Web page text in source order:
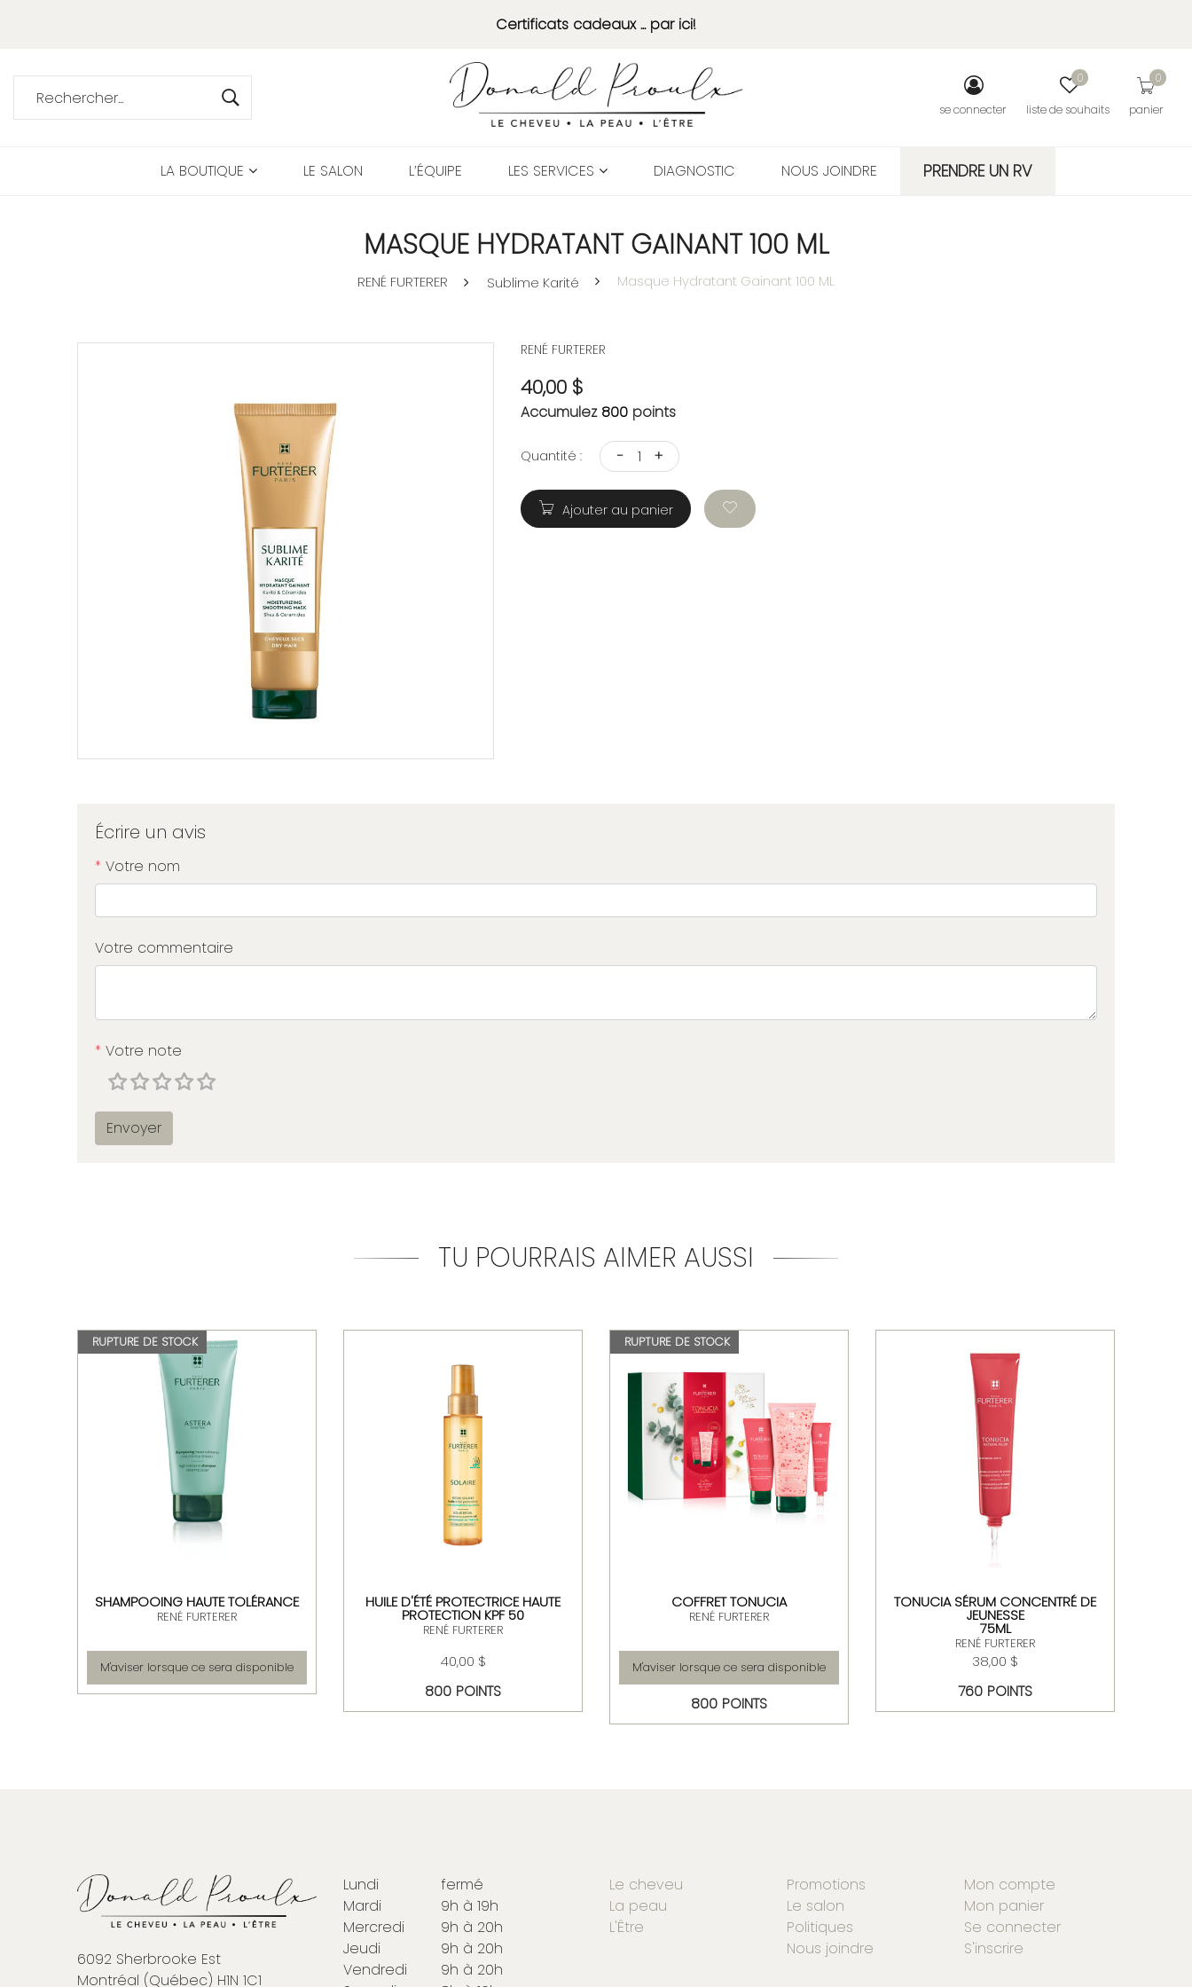
Certificats cadeaux ... par ici!
se connecter liste de souhaits
0
panier
0
LA BOUTIQUE LE SALON L’ÉQUIPE LES SERVICES DIAGNOSTIC NOUS JOINDRE PRENDRE UN RV
MASQUE HYDRATANT GAINANT 100 ML
RENÉ FURTERER Sublime Karité Masque Hydratant Gainant 100 ML
RENÉ FURTERER
40,00 $
Accumulez 800 points
Quantité : - +
Ajouter au panier
Écrire un avis
* Votre nom
Votre commentaire
* Votre note
Envoyer
TU POURRAIS AIMER AUSSI
RUPTURE DE STOCK
SHAMPOOING HAUTE TOLÉRANCE
RENÉ FURTERER
M'aviser lorsque ce sera disponible
HUILE D'ÉTÉ PROTECTRICE HAUTE
PROTECTION KPF 50
RENÉ FURTERER
40,00 $
800 POINTS
RUPTURE DE STOCK
COFFRET TONUCIA
RENÉ FURTERER
M'aviser lorsque ce sera disponible
800 POINTS
TONUCIA SÉRUM CONCENTRÉ DE
JEUNESSE
75ML
RENÉ FURTERER
38,00 $
760 POINTS
6092 Sherbrooke Est
Montréal (Québec) H1N 1C1
Lundi
fermé
Mardi
9h à 19h
Mercredi
9h à 20h
Jeudi
9h à 20h
Vendredi
9h à 20h
Le cheveu
La peau
L'Être
Promotions
Le salon
Politiques
Nous joindre
Mon compte
Mon panier
Se connecter
S'inscrire